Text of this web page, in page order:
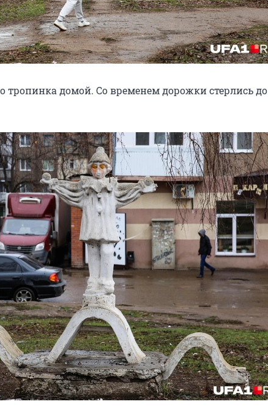
тропинка домой. Со временем дорожки стерлись до